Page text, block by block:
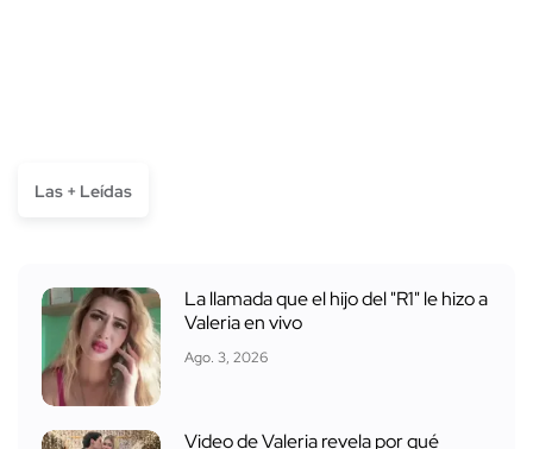
Las + Leídas
La llamada que el hijo del "R1" le hizo a
Valeria en vivo
Ago. 3, 2026
Video de Valeria revela por qué